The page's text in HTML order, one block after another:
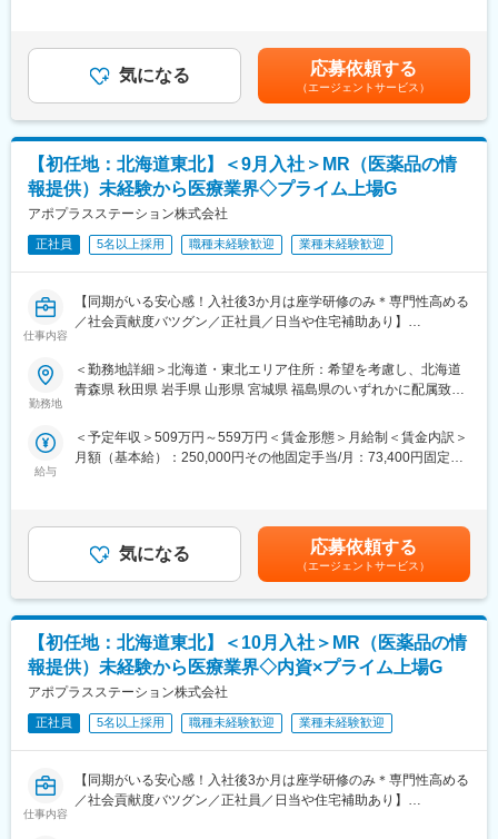
を頂くなど基礎的な知識を身につけてからの現場配属になりま
す。現場配属後も上長や先輩社員との営業動向や勉強会、年次や
階層別の研修プログラムを用意しているため、継続的に知識習得
※初期研修期間中は会社で手配するビジネスホテルに宿泊していた
だきます。
■キャリアパス
・マネージャー、本社部門など、長期的に多くのキャリアパスが
ございます。それを実現するための社内制度も大変充実しており
ます。
例）GROWプログラム：短期間にて他部署の業務体験が可能／社
内公募制度：職種、セクター間の異動を行える制度
まずはご入社から2か月間MR導入研修を受講し、MR資格を取得
していただきます。
資格取得と聞くとハードルが高く思われる方もいるかもしれませ
文理問わず一から学べる環境を整えているため、専門知識は入社
後に身に付ける意欲があれば問題ございません。
社員の活躍事例についての詳細は、是非こちらのURLも併せてご
覧ください。
https://healthcarecareerpark.iqvia.com/
■具体的な業務
すでに取引のある病院の医師や薬剤師に向け、医薬品の効果や副
作用・適切な使用方法などの情報を提供し、薬剤のプロモーショ
ン活動を行っていただきます。メインの業務は情報提供となるた
活動に専念できる環境です。
個人の予算はありますが、チーム内で助け合う社風が整ってお
す。
給取得もしやすく、年間140日ほど休んでいる方も多くいます。
業部やグループ会社への異動実績も豊富にございます。（※病院の
経営コンサル、医薬品メーカーのマーケティング支援、人事担当
者などの管理部門）
営業経験を活かして様々なキャリアプランを実現できるのは、当
社ならではの強みです。
変更の範囲：会社の定める業務
手当支給する。【補足】プロジェクト稼働手当(35,000円)、外勤
日当（1日1,500円／外勤3.5時間以上）■変動賞与制（6月・12
月・3月）※平均実績6ヶ月分■インセンティブ：3月（対象者）賃
金はあくまでも目安の金額であり、選考を通じて上下する可能性
があります。月給(月額)は固定手当を含めた表記です。
気になる 応募依頼する
（エージェントサービス）
【初任地：北海道東北】＜9月入社＞MR（医薬品の情
報提供）未経験から医療業界◇プライム上場G
アポプラスステーション株式会社
正社員 5名以上採用 職種未経験歓迎 業種未経験歓迎
仕事内容
【同期がいる安心感！入社後3か月は座学研修のみ＊専門性高める
／社会貢献度バツグン／正社員／日当や住宅補助あり】
★本ポジションは、未経験から医療業界で活躍できます！
・医療を通じて社会に貢献したい
・仕事を通じて学びを深め自己の成長を実感したい
・内資系の安定企業で働きたい
という方にはおススメです！
MR（医薬情報担当者）として、ドクターや医薬品卸へ訪問、医薬
品に関する情報提供を行います。
＜MRとは＞
医薬品販売に際し、医師への医薬品の効果、効能、副作用を情報
提供がミッションです。
医薬品は「どの成分に、どのような効果があって、誰に使うと良
いのか」などの情報が付加されて、初めて効果的に使うことがで
きます。医師への適切な医薬品情報の提供を通じて、患者さんの
治療、地域医療課題に貢献することができます。
・入社から3か月間：座学研修（導入教育）のみ
└医薬品や医療業界、営業方法についての知識を身につけます。
勤務地
＜勤務地詳細＞北海道・東北エリア住所：希望を考慮し、北海道
青森県 秋田県 岩手県 山形県 宮城県 福島県のいずれかに配属致し
事業所
給与
＜予定年収＞509万円～559万円＜賃金形態＞月給制＜賃金内訳＞
月額（基本給）：250,000円その他固定手当/月：73,400円固定残
どを考慮し、規定により決定します。※年収の他に別途日当（月額
3～4万円）・諸手当有昇給：年1回★頑張りに応じて年収UP★赴
任先の評価次第で大幅に年収をUPできます。（年2回業績給改
定）賃金はあくまでも目安の金額であり、選考を通じて上下する
可能性があります。月給(月額)は固定手当を含めた表記です。
気になる 応募依頼する
（エージェントサービス）
【初任地：北海道東北】＜10月入社＞MR（医薬品の情
報提供）未経験から医療業界◇内資×プライム上場G
アポプラスステーション株式会社
正社員 5名以上採用 職種未経験歓迎 業種未経験歓迎
仕事内容
【同期がいる安心感！入社後3か月は座学研修のみ＊専門性高める
／社会貢献度バツグン／正社員／日当や住宅補助あり】